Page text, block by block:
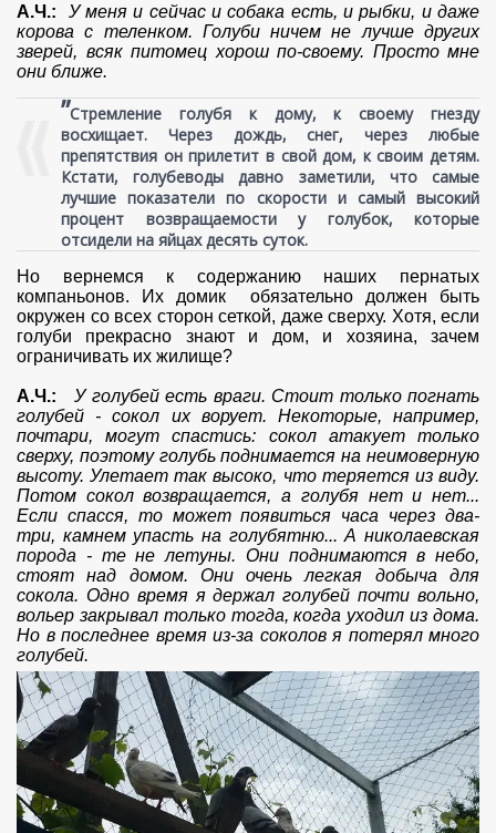
А.Ч.:
У меня и сейчас и собака есть, и рыбки, и даже
корова с теленком. Голуби ничем не лучше других
зверей, всяк питомец хорош по-своему. Просто мне
они ближе.
”Стремление голубя к дому, к своему гнезду
восхищает. Через дождь, снег, через любые
препятствия он прилетит в свой дом, к своим детям.
Кстати, голубеводы давно заметили, что самые
лучшие показатели по скорости и самый высокий
процент возвращаемости у голубок, которые
отсидели на яйцах десять суток.
Но вернемся к содержанию наших пернатых
компаньонов. Их домик обязательно должен быть
окружен со всех сторон сеткой, даже сверху. Хотя, если
голуби прекрасно знают и дом, и хозяина, зачем
ограничивать их жилище?
А.Ч.:
У голубей есть враги. Стоит только погнать
голубей - сокол их ворует. Некоторые, например,
почтари, могут спастись: сокол атакует только
сверху, поэтому голубь поднимается на неимоверную
высоту. Улетает так высоко, что теряется из виду.
Потом сокол возвращается, а голубя нет и нет...
Если спасся, то может появиться часа через два-
три, камнем упасть на голубятню... А николаевская
порода - те не летуны. Они поднимаются в небо,
стоят над домом. Они очень легкая добыча для
сокола. Одно время я держал голубей почти вольно,
вольер закрывал только тогда, когда уходил из дома.
Но в последнее время из-за соколов я потерял много
голубей.